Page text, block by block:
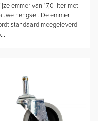
emmer van 17,0 liter met
hengsel. De emmer
standaard meegeleverd